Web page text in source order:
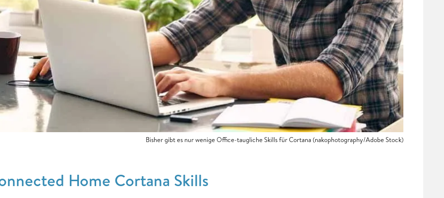
Bisher gibt es nur wenige Office-taugliche Skills für Cortana (nakophotography/Adobe Stock)
Home Cortana Skills